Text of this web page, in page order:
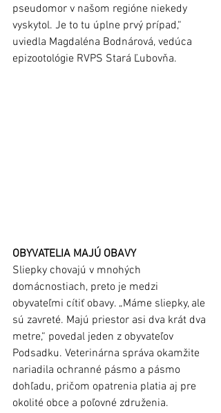
pseudomor v našom regióne niekedy
vyskytol. Je to tu úplne prvý prípad,“
uviedla Magdaléna Bodnárová, vedúca
epizootológie RVPS Stará Ľubovňa.
OBYVATELIA MAJÚ OBAVY
Sliepky chovajú v mnohých
domácnostiach, preto je medzi
obyvateľmi cítiť obavy. „Máme sliepky, ale
sú zavreté. Majú priestor asi dva krát dva
metre,“ povedal jeden z obyvateľov
Podsadku. Veterinárna správa okamžite
nariadila ochranné pásmo a pásmo
dohľadu, pričom opatrenia platia aj pre
okolité obce a poľovné združenia.